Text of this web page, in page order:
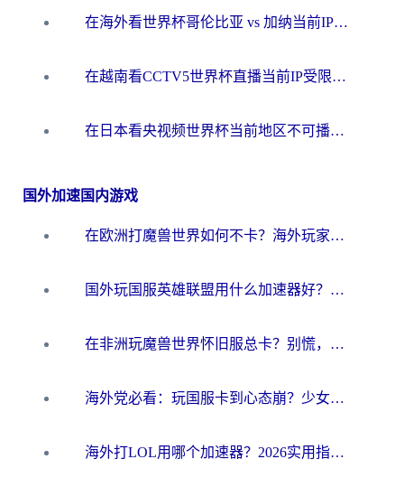
在海外看世界杯哥伦比亚 vs 加纳当前IP受限制？这篇指南帮你流畅看中文解说赛事
在越南看CCTV5世界杯直播当前IP受限制？海外党体育观赛终极指南来了
在日本看央视频世界杯当前地区不可播放？海外党体育观赛终极指南
国外加速国内游戏
在欧洲打魔兽世界如何不卡？海外玩家的国服游戏加速终极攻略
国外玩国服英雄联盟用什么加速器好？海外党亲测有效的国服游戏加速指南
在非洲玩魔兽世界怀旧服总卡？别慌，这份指南帮你丝滑开荒
海外党必看：玩国服卡到心态崩？少女前线云图计划加速器免费推荐+碧蓝航线足球世界流畅攻略
海外打LOL用哪个加速器？2026实用指南：从延迟到设备适配，一篇解决你的国服游戏痛点